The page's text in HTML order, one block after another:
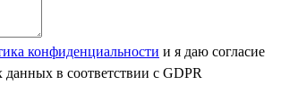
конфиденциальности и я даю согласие
данных в соответствии с GDPR